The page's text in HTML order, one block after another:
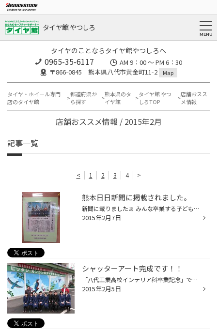
タイヤ館 やつしろ
タイヤのことならタイヤ館やつしろへ
0965-35-6117
AM 9：00 ～ PM 6：30
〒866-0845 熊本県八代市黄金町11-2
Map
タイヤ・ホイール専門
店のタイヤ館
都道府県か
ら探す
熊本県のタ
イヤ館
タイヤ館 やつ
しろTOP
店舗おスス
メ情報
店舗おススメ情報 / 2015年2月
記事一覧
< 1 2 3 4 >
熊本日日新聞に掲載されました。
新聞に載りましたぁ みんな卒業する子どもたちも社長も良い記念になりました。 是非、夜間ライトアップ 見に来てくださ～い。
2015年2月7日
シャッターアート完成です！！
「八代工業高校インテリア科卒業記念」できあがりましたぁ～～～～ 夜間は10時までライトアップしています。 タイヤ館やつしろの近くをお通りの際は是非見に来てください。 そして、なんと熊日新聞が取材にやってきました。 寒い中、がんばった子どもたち、ご褒美の中華です♪
2015年2月5日